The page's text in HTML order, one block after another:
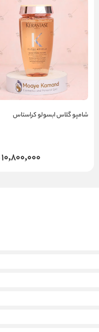
شامپو گلاس ابسولو کراستاس
10,800,000